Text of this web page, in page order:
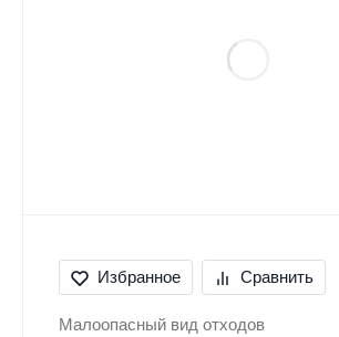
Избранное Сравнить
Малоопасный вид отходов